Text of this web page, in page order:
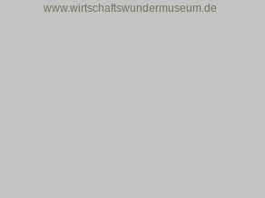
www.wirtschaftswundermuseum.de